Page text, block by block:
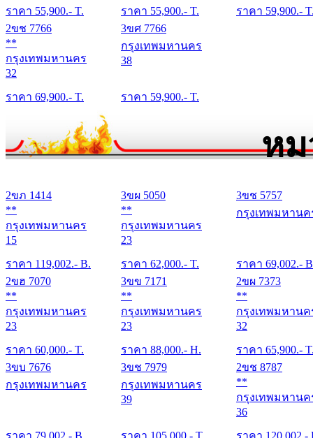
ราคา 55,900.- T. ราคา 55,900.- T.
ราคา 59,900.-
2ขช 7766
**
กรุงเทพมหานคร
32
ราคา 69,900.- T.
3ขศ 7766
กรุงเทพมหานคร
38
ราคา 59,900.- T.
หม
2ขภ 1414
**
กรุงเทพมหานคร
15
ราคา 119,002.- B.
3ขผ 5050
**
กรุงเทพมหานคร
23
ราคา 62,000.- T.
3ขช 5757
กรุงเทพมหานค
ราคา 69,002.-
2ขฮ 7070
**
กรุงเทพมหานคร
23
ราคา 60,000.- T.
3ขข 7171
**
กรุงเทพมหานคร
23
ราคา 88,000.- H.
2ขผ 7373
**
กรุงเทพมหานค
32
ราคา 65,900.-
3ขบ 7676
กรุงเทพมหานคร
3ขช 7979
กรุงเทพมหานคร
39
2ขช 8787
**
กรุงเทพมหานค
36